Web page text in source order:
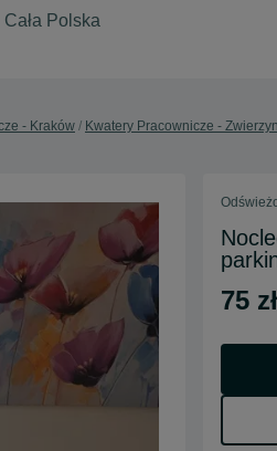
- Kraków Kwatery Pracownicze -
75